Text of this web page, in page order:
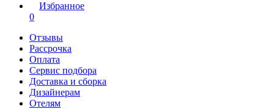
Избранное
0
Отзывы
Рассрочка
Оплата
Сервис подбора
Доставка и сборка
Дизайнерам
Отелям